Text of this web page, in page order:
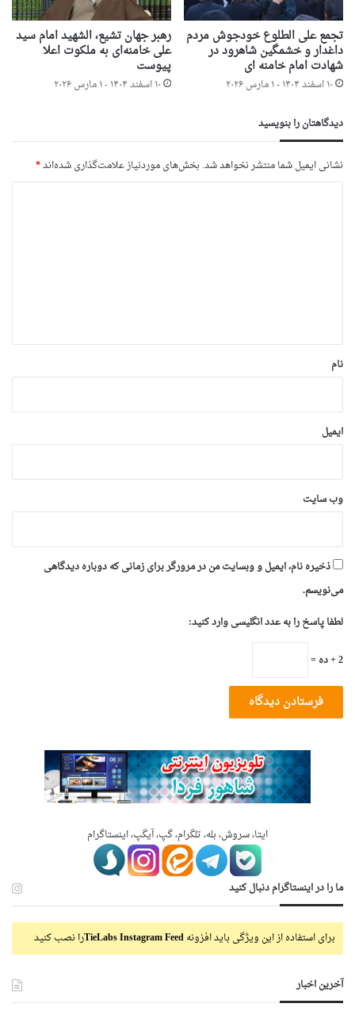
تجمع علی الطلوع خودجوش مردم
داغدار و خشمگین شاهرود در
شهادت امام خامنه ای
۱۰ اسفند ۱۴۰۴ - ۱ مارس ۲۰۲۶
رهبر جهان تشیع، الشهید امام سید
علی خامنه‌ای به ملکوت اعلا
پیوست
۱۰ اسفند ۱۴۰۴ - ۱ مارس ۲۰۲۶
دیدگاهتان را بنویسید
نشانی ایمیل شما منتشر نخواهد شد.بخش‌های موردنیاز علامت‌گذاری شده‌اند*
نام
ایمیل
وب‌ سایت
ذخیره نام، ایمیل و وبسایت من در مرورگر برای زمانی که دوباره دیدگاهی
می‌نویسم.
لطفا پاسخ را به عدد انگلیسی وارد کنید:
2 + ده =
ایتا، سروش، بله، تلگرام، گپ، آیگپ، اینستاگرام
ما را در اینستاگرام دنبال کنید
برای استفاده از این ویژگی باید افزونهTieLabs Instagram Feedرا نصب کنید
آخرین اخبار